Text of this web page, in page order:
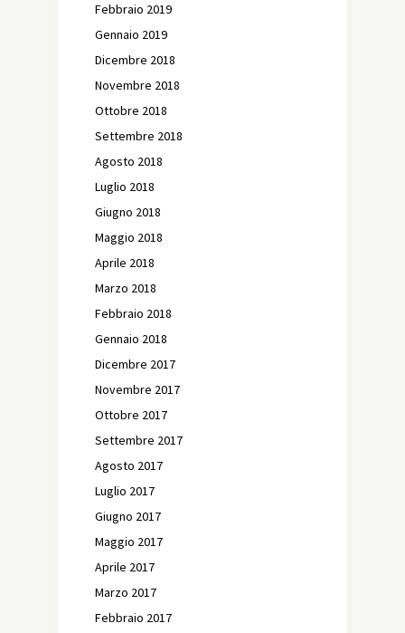
Febbraio 2019
Gennaio 2019
Dicembre 2018
Novembre 2018
Ottobre 2018
Settembre 2018
Agosto 2018
Luglio 2018
Giugno 2018
Maggio 2018
Aprile 2018
Marzo 2018
Febbraio 2018
Gennaio 2018
Dicembre 2017
Novembre 2017
Ottobre 2017
Settembre 2017
Agosto 2017
Luglio 2017
Giugno 2017
Maggio 2017
Aprile 2017
Marzo 2017
Febbraio 2017